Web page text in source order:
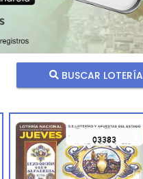
BUSCAR LOTERÍA
03383